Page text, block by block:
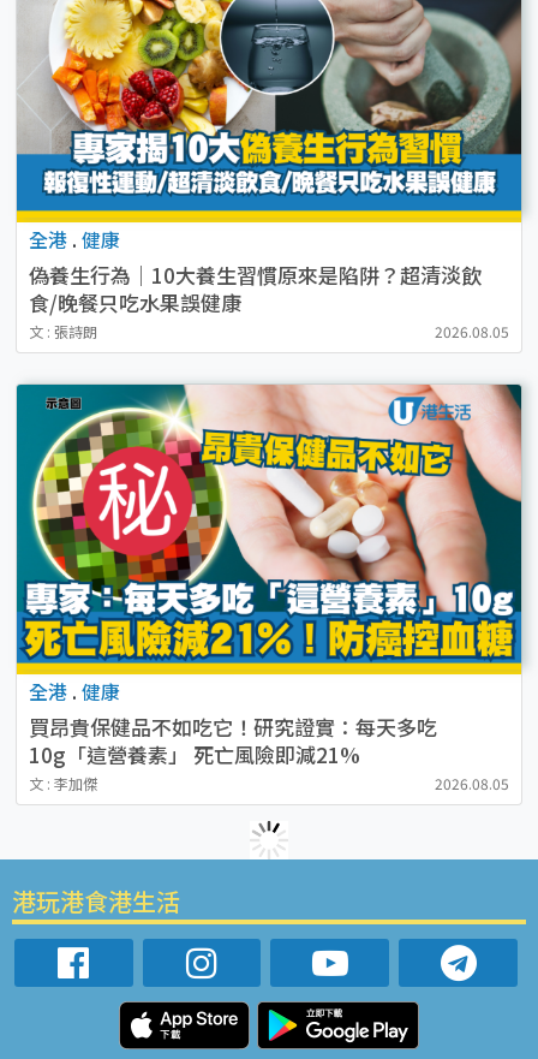
全港 . 健康
偽養生行為｜10大養生習慣原來是陷阱？超清淡飲
食/晚餐只吃水果誤健康
文 : 張詩朗 2026.08.05
全港 . 健康
買昂貴保健品不如吃它！研究證實：每天多吃
10g「這營養素」 死亡風險即減21%
文 : 李加傑 2026.08.05
港玩港食港生活